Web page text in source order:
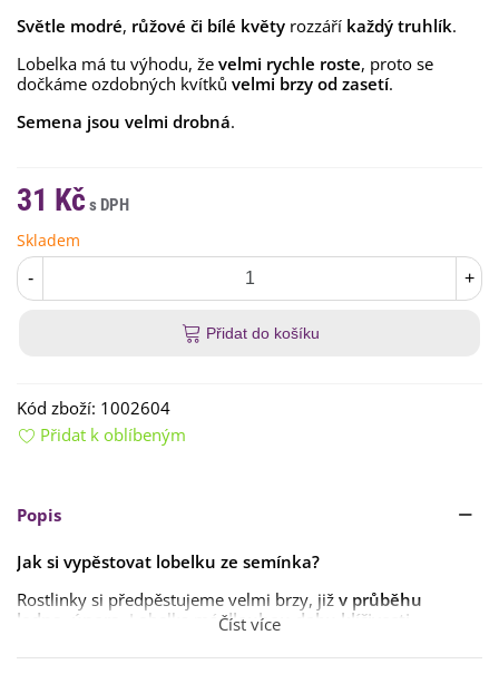
Světle modré, růžové či bílé květy rozzáří každý truhlík.
Lobelka má tu výhodu, že velmi rychle roste, proto se
dočkáme ozdobných kvítků velmi brzy od zasetí.
Semena jsou velmi drobná.
31 Kč
Skladem
- +
Přidat do košíku
Kód zboží: 1002604
Přidat k oblíbeným
Popis
Jak si vypěstovat lobelku ze semínka?
Rostlinky si předpěstujeme velmi brzy, již v průběhu
ledna
února . Lobelka mádlouhou dobu klíčivosti
rosením.
Číst více